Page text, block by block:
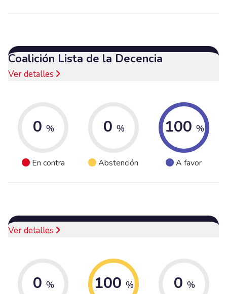
Coalición Lista de la Decencia
Ver detalles
0 %
En contra
0 %
Abstención
100 %
A favor
Ver detalles
0 % 100 % 0 %